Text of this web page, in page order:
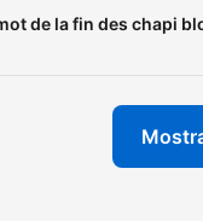
de la fin des chapi